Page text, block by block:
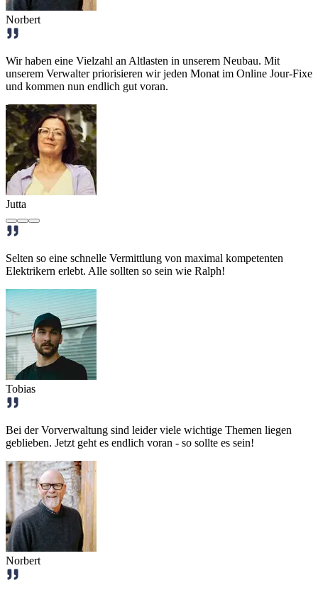
Norbert
Wir haben eine Vielzahl an Altlasten in unserem Neubau. Mit
unserem Verwalter priorisieren wir jeden Monat im Online Jour-Fixe
und kommen nun endlich gut voran.
Jutta
Selten so eine schnelle Vermittlung von maximal kompetenten
Elektrikern erlebt. Alle sollten so sein wie Ralph!
Tobias
Bei der Vorverwaltung sind leider viele wichtige Themen liegen
geblieben. Jetzt geht es endlich voran - so sollte es sein!
Norbert